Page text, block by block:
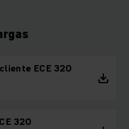
ECE 320
320